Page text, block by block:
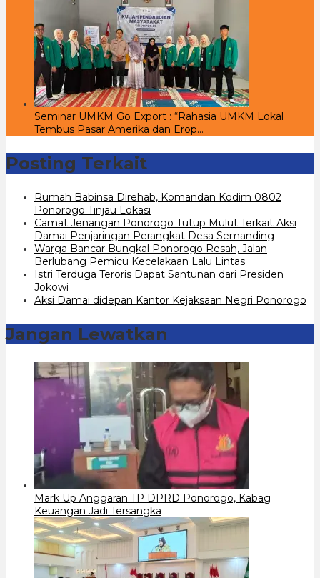
Seminar UMKM Go Export : “Rahasia UMKM Lokal
Tembus Pasar Amerika dan Erop…
Posting Terkait
Rumah Babinsa Direhab, Komandan Kodim 0802
Ponorogo Tinjau Lokasi
Camat Jenangan Ponorogo Tutup Mulut Terkait Aksi
Damai Penjaringan Perangkat Desa Semanding
Warga Bancar Bungkal Ponorogo Resah, Jalan
Berlubang Pemicu Kecelakaan Lalu Lintas
Istri Terduga Teroris Dapat Santunan dari Presiden
Jokowi
Aksi Damai didepan Kantor Kejaksaan Negri Ponorogo
Jangan Lewatkan
Mark Up Anggaran TP DPRD Ponorogo, Kabag
Keuangan Jadi Tersangka